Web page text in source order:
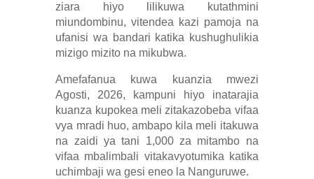
ziara hiyo lilikuwa kutathmini
miundombinu, vitendea kazi pamoja na
ufanisi wa bandari katika kushughulikia
mizigo mizito na mikubwa.
Amefafanua kuwa kuanzia mwezi
Agosti, 2026, kampuni hiyo inatarajia
kuanza kupokea meli zitakazobeba vifaa
vya mradi huo, ambapo kila meli itakuwa
na zaidi ya tani 1,000 za mitambo na
vifaa mbalimbali vitakavyotumika katika
uchimbaji wa gesi eneo la Nanguruwe.